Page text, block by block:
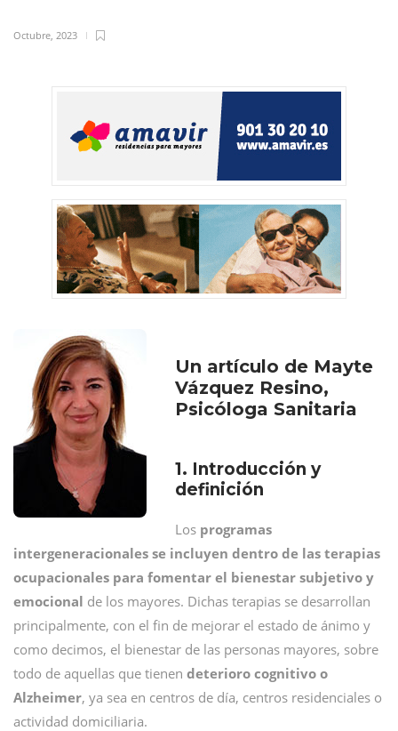
Octubre, 2023
Un artículo de Mayte
Vázquez Resino,
Psicóloga Sanitaria
1. Introducción y
definición
Los programas
intergeneracionales se incluyen dentro de las terapias
ocupacionales para fomentar el bienestar subjetivo y
emocional de los mayores. Dichas terapias se desarrollan
principalmente, con el fin de mejorar el estado de ánimo y
como decimos, el bienestar de las personas mayores, sobre
todo de aquellas que tienen deterioro cognitivo o
Alzheimer, ya sea en centros de día, centros residenciales o
actividad domiciliaria.